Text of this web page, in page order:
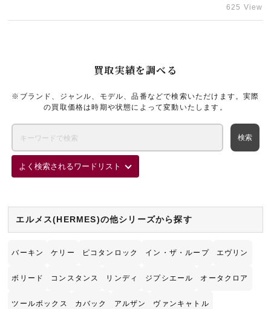
買取実績を調べる
※ブランド、ジャンル、モデル、品番などで検索いただけます。実際
の買取価格は時期や状態によって変動いたします。
よく検索されるワードリスト
エルメス(HERMES)の他シリーズから探す
バーキン ケリー ピコタンロック イン・ザ・ループ エヴリン
ボリード コンスタンス リンディ ジプシエール オータクロア
ツールボックス カバック アルザン ヴァンキャトル
る査定額をご案内させていただきました。売却をお考え中のブランド
625 View